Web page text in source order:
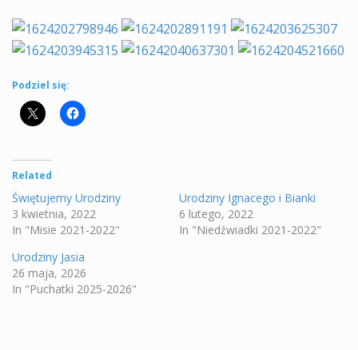
Podziel się:
Related
Świętujemy Urodziny
3 kwietnia, 2022
In "Misie 2021-2022"
Urodziny Ignacego i Bianki
6 lutego, 2022
In "Niedźwiadki 2021-2022"
Urodziny Jasia
26 maja, 2026
In "Puchatki 2025-2026"